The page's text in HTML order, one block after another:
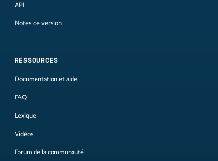
API
Notes de version
RESSOURCES
Documentation et aide
FAQ
Lexique
Vidéos
Forum de la communauté